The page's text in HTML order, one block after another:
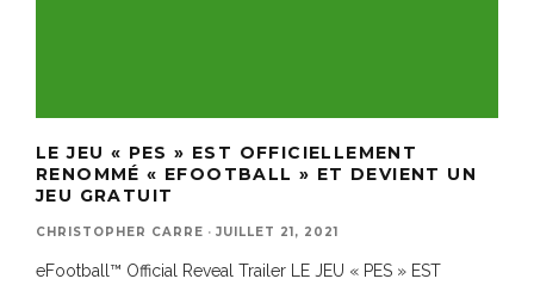
LE JEU « PES » EST OFFICIELLEMENT
RENOMMÉ « EFOOTBALL » ET DEVIENT UN
JEU GRATUIT
CHRISTOPHER CARRE · JUILLET 21, 2021
eFootball™ Official Reveal Trailer LE JEU « PES » EST